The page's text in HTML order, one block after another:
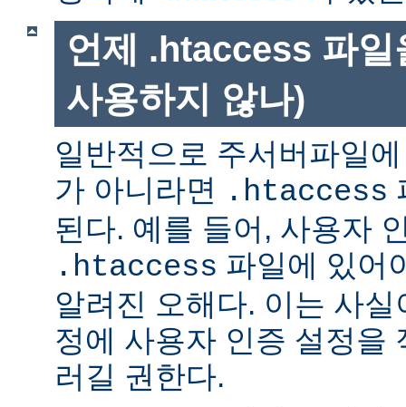
언제 .htaccess 파일
사용하지 않나)
일반적으로 주서버파일
가 아니라면 .htaccess
된다. 예를 들어, 사용자
.htaccess 파일에 있어
알려진 오해다. 이는 사
정에 사용자 인증 설정을
러길 권한다.